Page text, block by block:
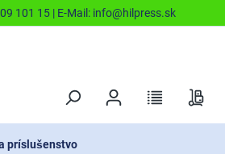
101 15| E-Mail: info@hilpress.sk
príslušenstvo